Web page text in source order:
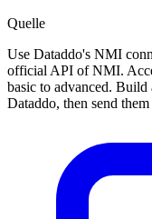
Quelle
Use Dataddo's NMI
official API of NMI.
basic to advanced. Build
Dataddo, then send